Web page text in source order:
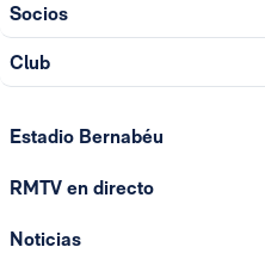
Socios
Club
Estadio Bernabéu
RMTV en directo
Noticias